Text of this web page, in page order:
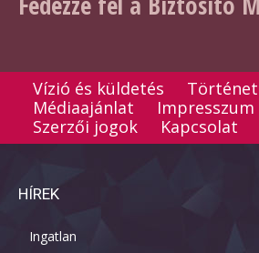
Vízió és küldetés
Médiaajánlat
Impresszum
Szerzői jogok
Kapcsolat
HÍREK
Ingatlan